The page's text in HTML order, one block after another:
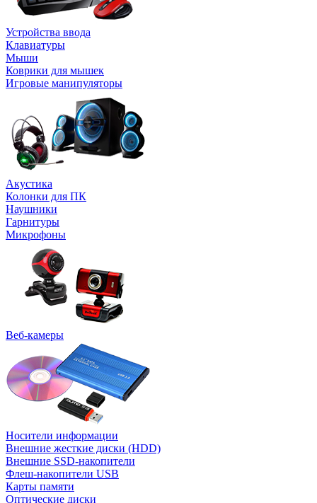
Устройства ввода
Клавиатуры
Мыши
Коврики для мышек
Игровые манипуляторы
Акустика
Колонки для ПК
Наушники
Гарнитуры
Микрофоны
Веб-камеры
Носители информации
Внешние жесткие диски (HDD)
Внешние SSD-накопители
Флеш-накопители USB
Карты памяти
Оптические диски